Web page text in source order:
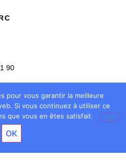
90
pour vous garantir la meilleure
Si vous continuez à utiliser ce
que vous en êtes satisfait.
OK